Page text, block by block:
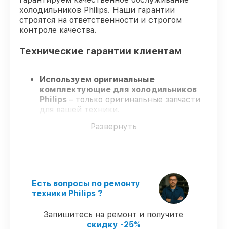
холодильников Philips. Наши гарантии
строятся на ответственности и строгом
контроле качества.
Технические гарантии клиентам
Используем оригинальные
комплектующие для холодильников
Philips – только оригинальные запчасти
для вашей техники.
серьезную проверку знаний и навыков,
холодильников Philips в оговоренные
сроки.
– на все
ремонт и запчасти для холодильников
Philips предоставляется длительная
Развернуть
Есть вопросы по ремонту
техники Philips ?
Запишитесь на ремонт и получите
скидку -25%